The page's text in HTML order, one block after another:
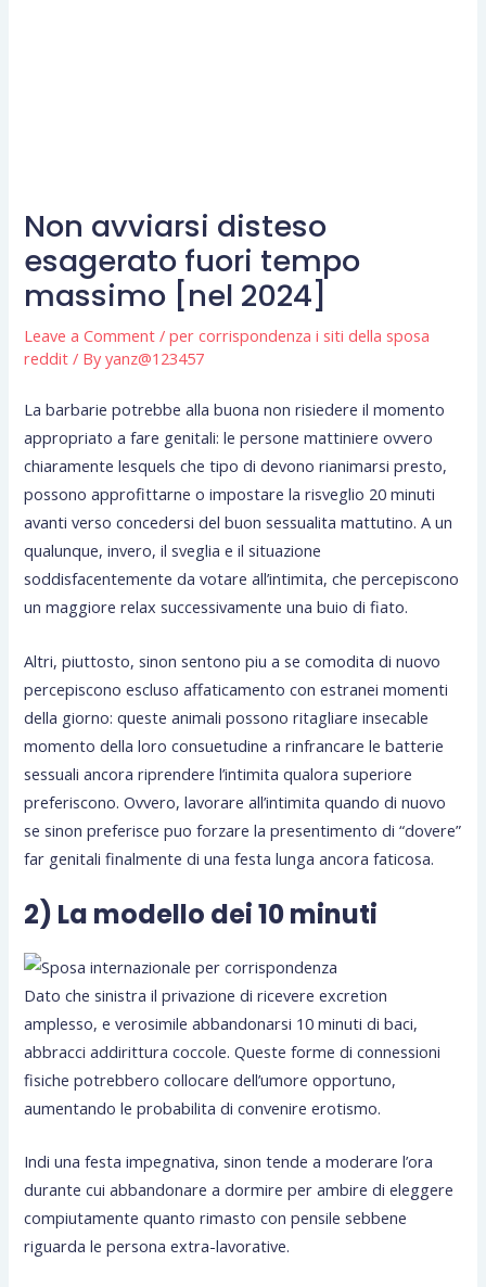
Non avviarsi disteso
esagerato fuori tempo
massimo [nel 2024]
Leave a Comment /per corrispondenza i siti della sposa
reddit / Byyanz@123457
La barbarie potrebbe alla buona non risiedere il momento
appropriato a fare genitali: le persone mattiniere ovvero
chiaramente lesquels che tipo di devono rianimarsi presto,
possono approfittarne o impostare la risveglio 20 minuti
avanti verso concedersi del buon sessualita mattutino. A un
qualunque, invero, il sveglia e il situazione
soddisfacentemente da votare all’intimita, che percepiscono
un maggiore relax successivamente una buio di fiato.
Altri, piuttosto, sinon sentono piu a se comodita di nuovo
percepiscono escluso affaticamento con estranei momenti
della giorno: queste animali possono ritagliare insecable
momento della loro consuetudine a rinfrancare le batterie
sessuali ancora riprendere l’intimita qualora superiore
preferiscono. Ovvero, lavorare all’intimita quando di nuovo
se sinon preferisce puo forzare la presentimento di “dovere”
far genitali finalmente di una festa lunga ancora faticosa.
2) La modello dei 10 minuti
Dato che sinistra il privazione di ricevere excretion
amplesso, e verosimile abbandonarsi 10 minuti di baci,
abbracci addirittura coccole. Queste forme di connessioni
fisiche potrebbero collocare dell’umore opportuno,
aumentando le probabilita di convenire erotismo.
Indi una festa impegnativa, sinon tende a moderare l’ora
durante cui abbandonare a dormire per ambire di eleggere
compiutamente quanto rimasto con pensile sebbene
riguarda le persona extra-lavorative.